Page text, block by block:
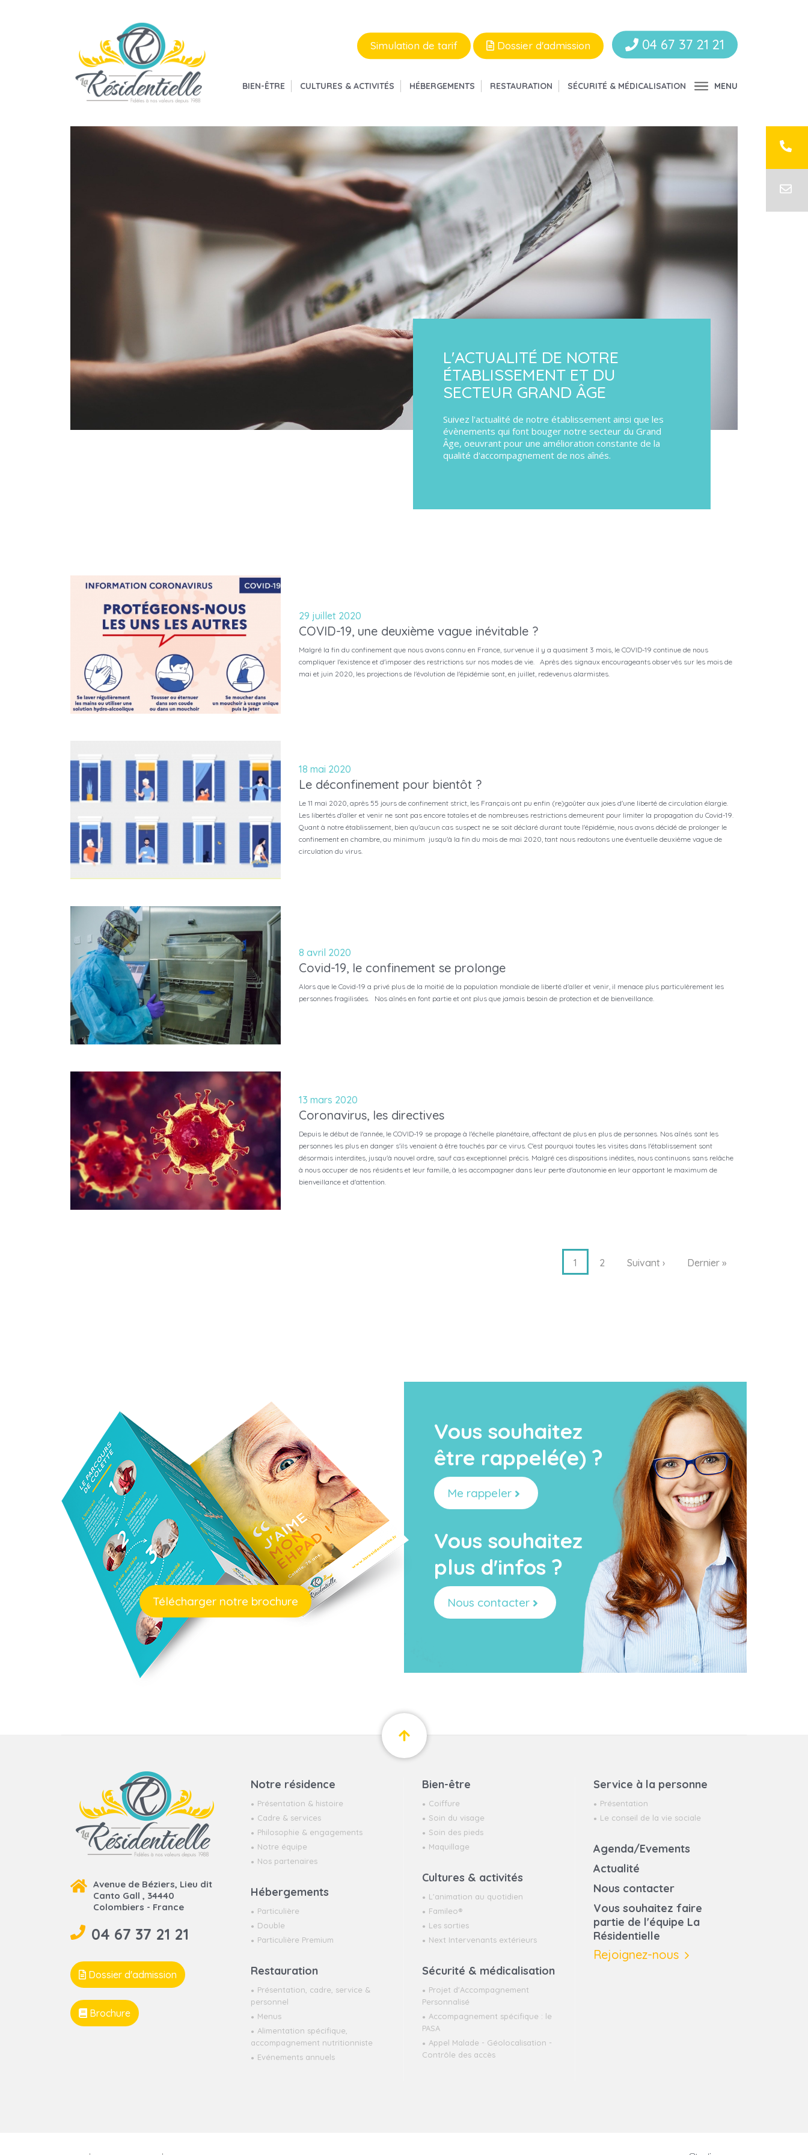
Simulation de tarif Dossier d'admission 04 67 37 21 21
BIEN-ÊTRE CULTURES & ACTIVITÉS HÉBERGEMENTS RESTAURATION SÉCURITÉ & MÉDICALISATION MENU
L'ACTUALITÉ DE NOTRE
ÉTABLISSEMENT ET DU
SECTEUR GRAND ÂGE
Suivez l'actualité de notre établissement ainsi que les
évènements qui font bouger notre secteur du Grand
Âge, oeuvrant pour une amélioration constante de la
qualité d'accompagnement de nos aînés.
29 juillet 2020
COVID-19, une deuxième vague inévitable ?
Malgré la fin du confinement que nous avons connu en France, survenue il y a quasiment 3 mois, le COVID-19 continue de nous
compliquer l'existence et d'imposer des restrictions sur nos modes de vie. Après des signaux encourageants observés sur les mois de
mai et juin 2020, les projections de l'évolution de l'épidémie sont, en juillet, redevenus alarmistes.
18 mai 2020
Le déconfinement pour bientôt ?
Le 11 mai 2020, après 55 jours de confinement strict, les Français ont pu enfin (re)goûter aux joies d'une liberté de circulation élargie.
Les libertés d'aller et venir ne sont pas encore totales et de nombreuses restrictions demeurent pour limiter la propagation du Covid-19.
Quant à notre établissement, bien qu'aucun cas suspect ne se soit déclaré durant toute l'épidémie, nous avons décidé de prolonger le
confinement en chambre, au minimum jusqu'à la fin du mois de mai 2020, tant nous redoutons une éventuelle deuxième vague de
circulation du virus.
8 avril 2020
Covid-19, le confinement se prolonge
Alors que le Covid-19 a privé plus de la moitié de la population mondiale de liberté d'aller et venir, il menace plus particulèrement les
personnes fragilisées. Nos aînés en font partie et ont plus que jamais besoin de protection et de bienveillance.
13 mars 2020
Coronavirus, les directives
Depuis le début de l'année, le COVID-19 se propage à l'échelle planétaire, affectant de plus en plus de personnes. Nos aînés sont les
personnes les plus en danger s'ils venaient à être touchés par ce virus. C'est pourquoi toutes les visites dans l'établissement sont
désormais interdites, jusqu'à nouvel ordre, sauf cas exceptionnel précis. Malgré ces dispositions inédites, nous continuons sans relâche
à nous occuper de nos résidents et leur famille, à les accompagner dans leur perte d'autonomie en leur apportant le maximum de
bienveillance et d'attention.
1 2 Suivant › Dernier »
Télécharger notre brochure
Vous souhaitez
être rappelé(e) ?
Me rappeler
Vous souhaitez
plus d'infos ?
Nous contacter
Avenue de Béziers, Lieu dit
Canto Gall , 34440
Colombiers - France
04 67 37 21 21
Dossier d'admission
Brochure
Notre résidence
Présentation & histoire
Cadre & services
Philosophie & engagements
Notre équipe
Nos partenaires
Hébergements
Particulière
Double
Particulière Premium
Restauration
Présentation, cadre, service &
personnel
Menus
Alimentation spécifique,
accompagnement nutritionniste
Evénements annuels
Bien-être
Coiffure
Soin du visage
Soin des pieds
Maquillage
Cultures & activités
L'animation au quotidien
Famileo®
Les sorties
Next Intervenants extérieurs
Sécurité & médicalisation
Projet d'Accompagnement
Personnalisé
Accompagnement spécifique : le
PASA
Appel Malade - Géolocalisation -
Contrôle des accès
Service à la personne
Présentation
Le conseil de la vie sociale
Agenda/Evements
Actualité
Nous contacter
Vous souhaitez faire
partie de l'équipe La
Résidentielle
Rejoignez-nous